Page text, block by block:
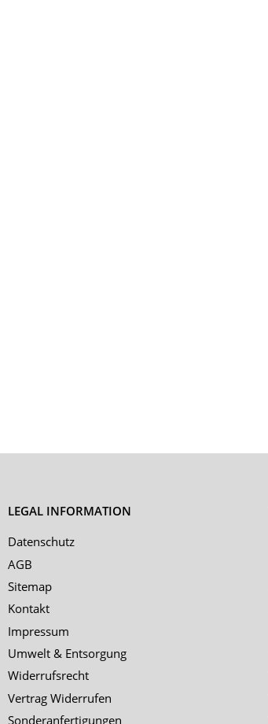
LEGAL INFORMATION
Datenschutz
AGB
Sitemap
Kontakt
Impressum
Umwelt & Entsorgung
Widerrufsrecht
Vertrag Widerrufen
Sonderanfertigungen